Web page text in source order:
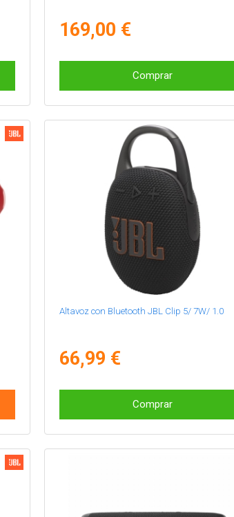
169,00 €
Comprar
Altavoz con Bluetooth JBL Clip 5/ 7W/ 1.0
66,99 €
Comprar